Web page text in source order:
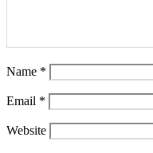
Name *
Email *
Website